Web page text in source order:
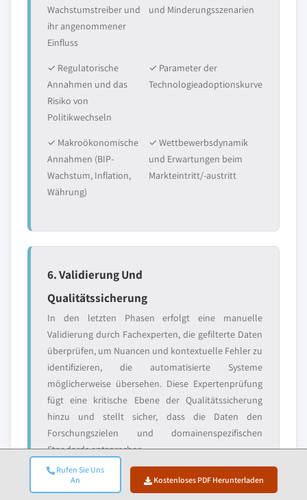
Rufen Sie Uns
An
Kostenloses PDF Herunterladen
Wachstumstreiber und
ihr angenommener
Einfluss
und Minderungsszenarien
✓ Regulatorische
Annahmen und das
Risiko von
Politikwechseln
✓ Parameter der
Technologieadoptionskurve
✓ Makroökonomische
Annahmen (BIP-
Wachstum, Inflation,
Währung)
✓ Wettbewerbsdynamik
und Erwartungen beim
Markteintritt/-austritt
6. Validierung Und
Qualitätssicherung
In den letzten Phasen erfolgt eine manuelle
Validierung durch Fachexperten, die gefilterte Daten
überprüfen, um Nuancen und kontextuelle Fehler zu
identifizieren, die automatisierte Systeme
möglicherweise übersehen. Diese Expertenprüfung
fügt eine kritische Ebene der Qualitätssicherung
hinzu und stellt sicher, dass die Daten den
Forschungszielen und domainenspezifischen
Standards entsprechen.
Unser dreistufiger Validierungsprozess gewährleistet
maximale Datenzuverlässigkeit: